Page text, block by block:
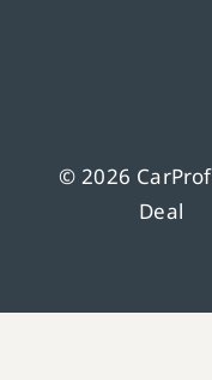
© 2026
Deal